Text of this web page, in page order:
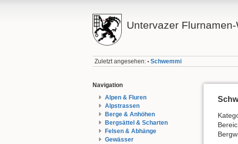
Untervazer
Zuletzt angesehen: • Schwemmi
Navigation
Alpen & Fluren
Alpstrassen
Berge & Anhöhen
Bergsättel & Scharten
Felsen & Abhänge
Gewässer